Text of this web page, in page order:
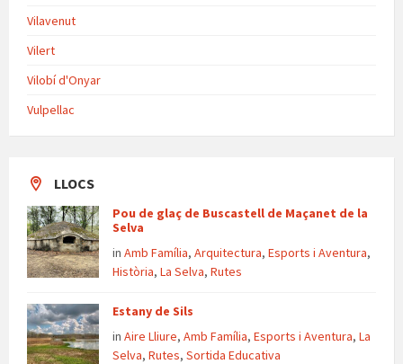
Vilavenut
Vilert
Vilobí d'Onyar
Vulpellac
LLOCS
Pou de glaç de Buscastell de Maçanet de la
Selva
in Amb Família, Arquitectura, Esports i Aventura,
Història, La Selva, Rutes
Estany de Sils
in Aire Lliure, Amb Família, Esports i Aventura, La
Selva, Rutes, Sortida Educativa